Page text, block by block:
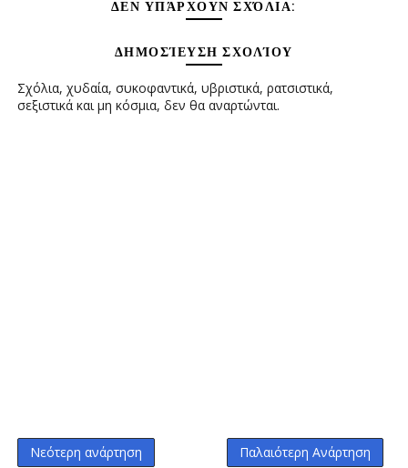
ΔΕΝ ΥΠΆΡΧΟΥΝ ΣΧΌΛΙΑ:
ΔΗΜΟΣΊΕΥΣΗ ΣΧΟΛΊΟΥ
Σχόλια, χυδαία, συκοφαντικά, υβριστικά, ρατσιστικά,
σεξιστικά και μη κόσμια, δεν θα αναρτώνται.
Νεότερη ανάρτηση Παλαιότερη Ανάρτηση